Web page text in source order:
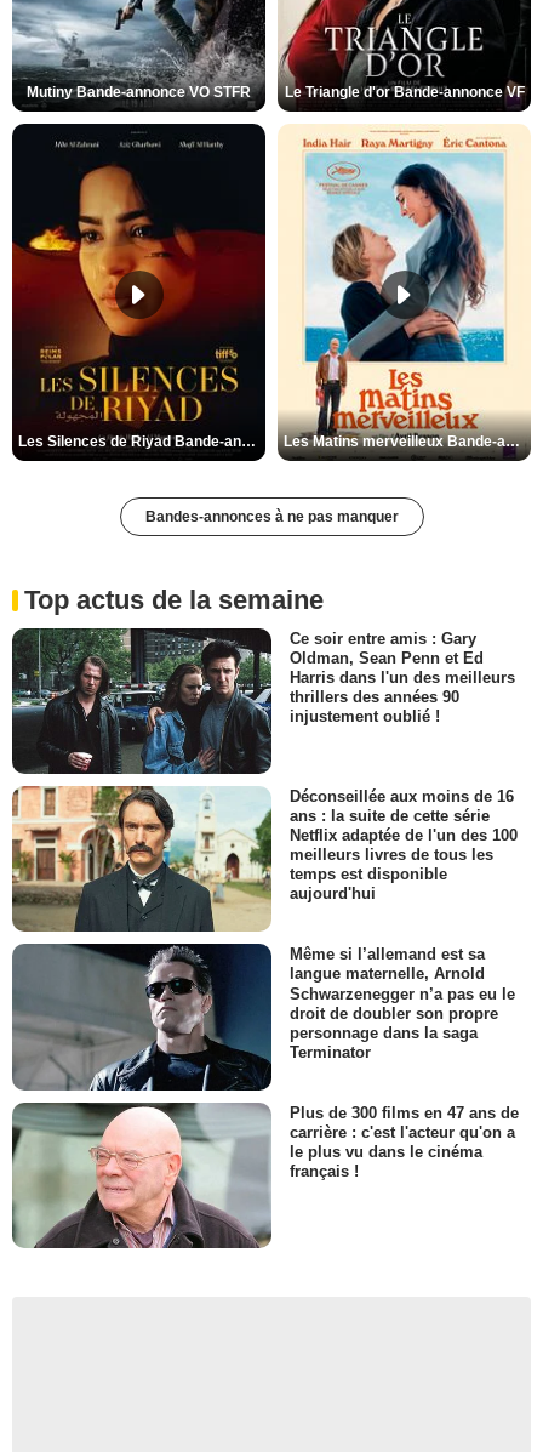
Mutiny Bande-annonce VO STFR Le Triangle d'or Bande-annonce VF
Les Silences de Riyad Bande-annonce VO STFR Les Matins merveilleux Bande-annonce VF
Bandes-annonces à ne pas manquer
Top actus de la semaine
Ce soir entre amis : Gary
Oldman, Sean Penn et Ed
Harris dans l'un des meilleurs
thrillers des années 90
injustement oublié !
Déconseillée aux moins de 16
ans : la suite de cette série
Netflix adaptée de l'un des 100
meilleurs livres de tous les
temps est disponible
aujourd'hui
Même si l’allemand est sa
langue maternelle, Arnold
Schwarzenegger n’a pas eu le
droit de doubler son propre
personnage dans la saga
Terminator
Plus de 300 films en 47 ans de
carrière : c'est l'acteur qu'on a
le plus vu dans le cinéma
français !